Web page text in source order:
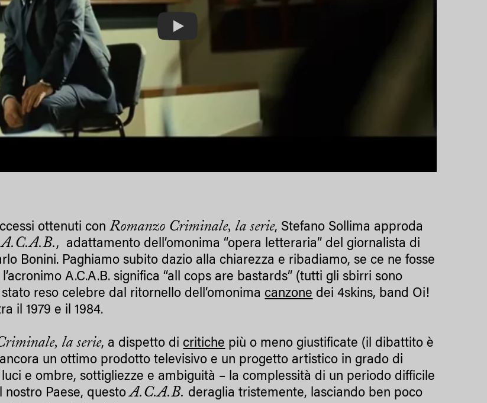
Play
ottenuti conRomanzo Criminale, la serie, Stefano Sollima approda
A.C.A.B., adattamento dell’omonima “opera letteraria” del giornalista di
Bonini. Paghiamo subito dazio alla chiarezza e ribadiamo, se ce ne fosse
A.C.A.B. significa “all cops are bastards” (tutti gli sbirri sono
reso celebre dal ritornello dell’omonima canzone dei 4skins, band Oi!
il 1979 e il 1984.
la serie, a dispetto di critiche più o meno giustificate (il dibattito è
un ottimo prodotto televisivo e un progetto artistico in grado di
e ombre, sottigliezze e ambiguità – la complessità di un periodo difficile
nostro Paese, questoA.C.A.B. deraglia tristemente, lasciando ben poco